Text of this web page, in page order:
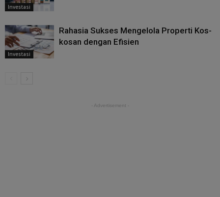
Investasi
Investasi
Rahasia Sukses Mengelola Properti Kos-
kosan dengan Efisien
- Advertisement -